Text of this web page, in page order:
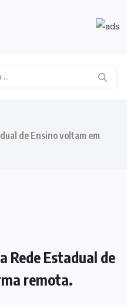
de Ensino voltam em
Rede Estadual de
remota.